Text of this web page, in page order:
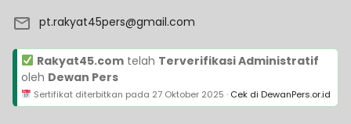
pt.rakyat45pers@gmail.com
Rakyat45.comtelah Terverifikasi Administratif
oleh Dewan Pers
Sertifikat diterbitkan pada 27 Oktober 2025 · Cek di DewanPers.or.id